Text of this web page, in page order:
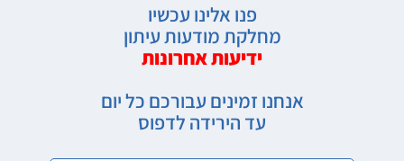
פנו אלינו עכשיו
מחלקת מודעות עיתון
ידיעות אחרונות
אנחנו זמינים עבורכם כל יום
עד הירידה לדפוס